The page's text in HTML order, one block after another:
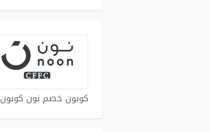
كوبون خصم نون كوبون